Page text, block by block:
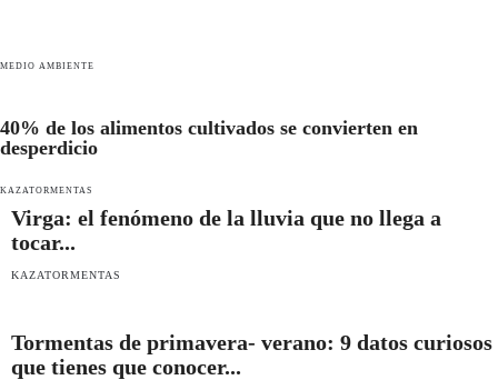
MEDIO AMBIENTE
40% de los alimentos cultivados se convierten en
desperdicio
KAZATORMENTAS
Virga: el fenómeno de la lluvia que no llega a
tocar...
KAZATORMENTAS
Tormentas de primavera- verano: 9 datos curiosos
que tienes que conocer...